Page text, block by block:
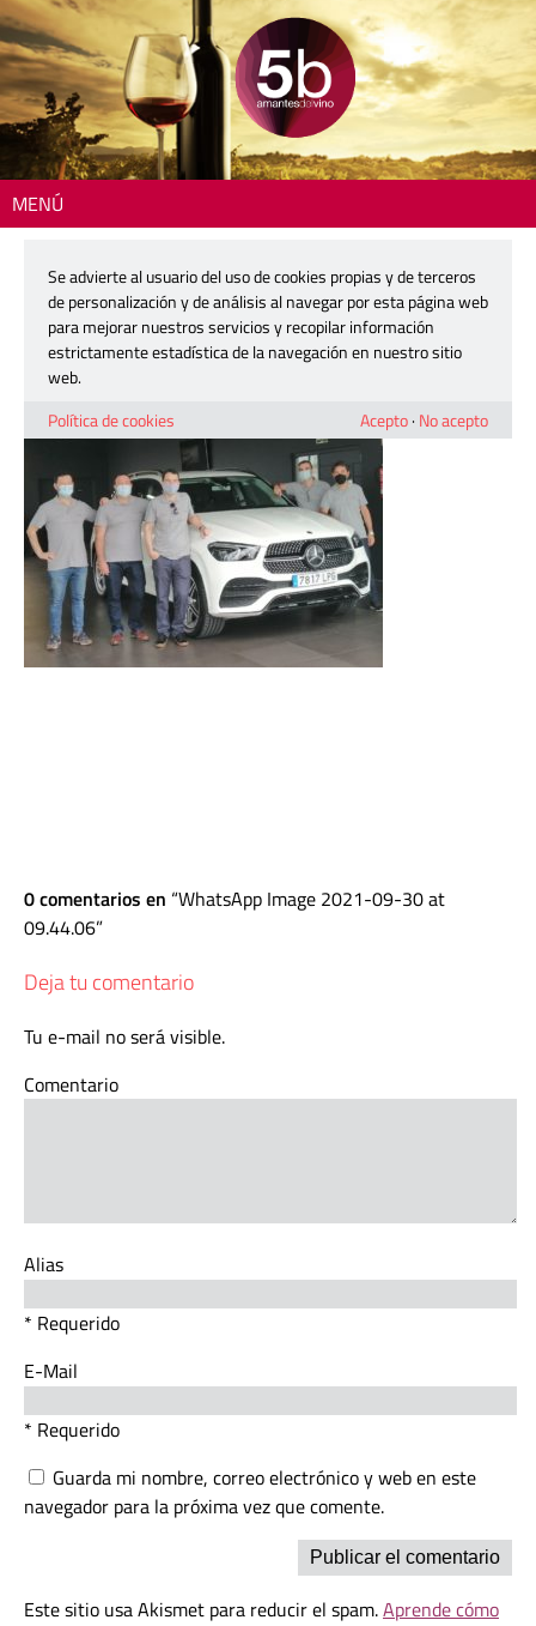
MENÚ
WhatsApp Image 2021-09-30 at
09.44.06
1 octubre, 2021
0 comentarios en WhatsApp Image 2021-09-30 at
09.44.06
Deja tu comentario
Tu e-mail no será visible.
Comentario
Alias
* Requerido
E-Mail
* Requerido
Guarda mi nombre, correo electrónico y web en este
navegador para la próxima vez que comente.
Este sitio usa Akismet para reducir el spam.Aprende cómo
Se advierte al usuario del uso de cookies propias y de terceros
de personalización y de análisis al navegar por esta página web
para mejorar nuestros servicios y recopilar información
estrictamente estadística de la navegación en nuestro sitio
web.
Política de cookies
Acepto· No acepto